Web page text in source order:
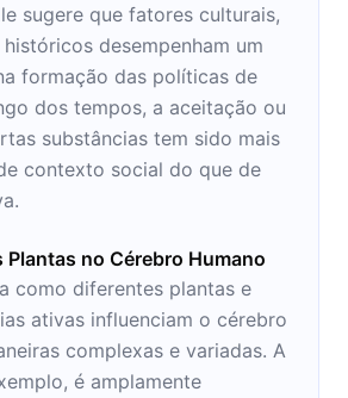
sugere que fatores culturais,
desempenham um
formação das políticas de
dos tempos, a aceitação ou
substâncias tem sido mais
contexto social do que de
Plantas no Cérebro Humano
como diferentes plantas e
ativas influenciam o cérebro
complexas e variadas. A
é amplamente